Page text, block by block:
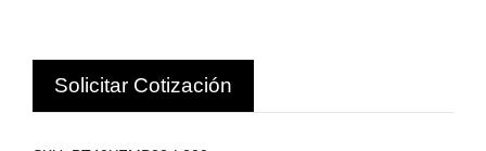
QUE
SUJETA
22MM
Solicitar Cotización